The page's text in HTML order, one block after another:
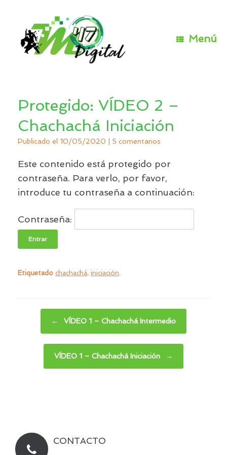
Menú
Protegido: VÍDEO 2 –
Chachachá Iniciación
Publicado el 10/05/2020 5 comentarios
Este contenido está protegido por
contraseña. Para verlo, por favor,
introduce tu contraseña a continuación:
Contraseña:
Etiquetado chachachá, iniciación
← VÍDEO 1 – Chachachá Intermedio
VÍDEO 1 – Chachachá Iniciación →
CONTACTO